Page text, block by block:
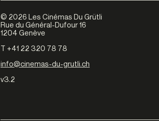
© 2026 Les Cinémas Du Grütli
Rue du Général-Dufour 16
1204 Genève
T +41 22 320 78 78
info@cinemas-du-grutli.ch
v3.2